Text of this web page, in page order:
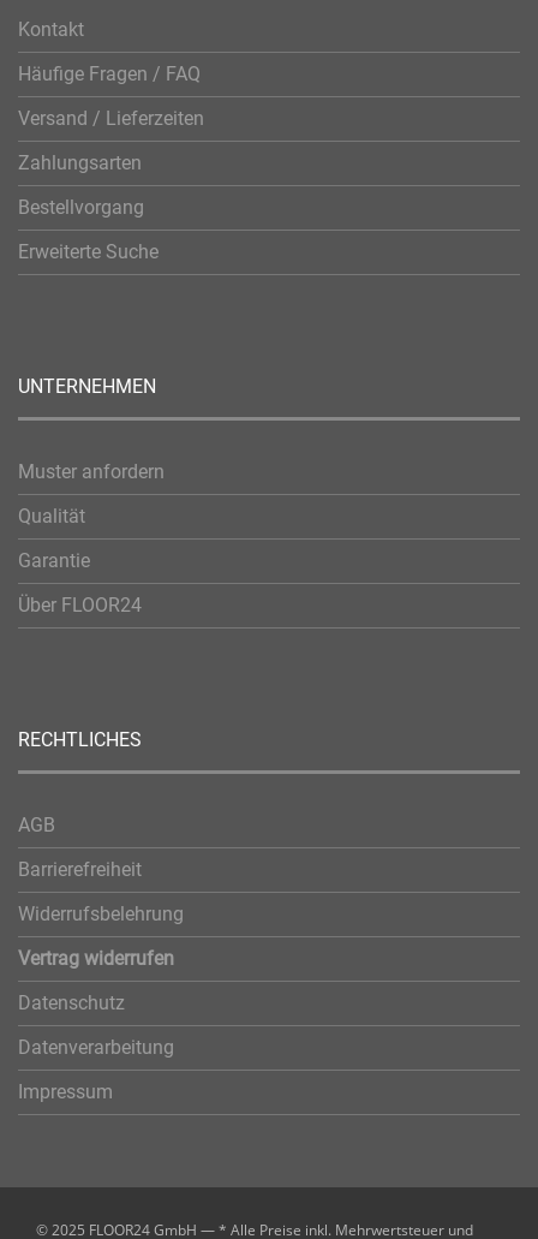
Kontakt
Häufige Fragen / FAQ
Versand / Lieferzeiten
Zahlungsarten
Bestellvorgang
Erweiterte Suche
UNTERNEHMEN
Muster anfordern
Qualität
Garantie
Über FLOOR24
RECHTLICHES
AGB
Barrierefreiheit
Widerrufsbelehrung
Vertrag widerrufen
Datenschutz
Datenverarbeitung
Impressum
© 2025 FLOOR24 GmbH — * Alle Preise inkl. Mehrwertsteuer und